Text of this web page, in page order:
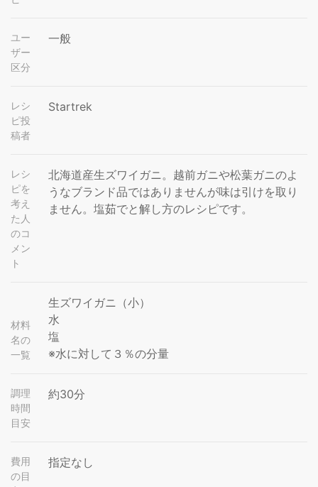
ユー
ザー
区分
一般
レシ
ピ投
稿者
Startrek
レシ
ピを
考え
た人
のコ
メン
ト
北海道産生ズワイガニ。越前ガニや松葉ガニのよ
うなブランド品ではありませんが味は引けを取り
ません。塩茹でと解し方のレシピです。
材料
名の
一覧
生ズワイガニ（小）
水
塩
※水に対して３％の分量
調理
時間
目安
約30分
費用
の目
指定なし